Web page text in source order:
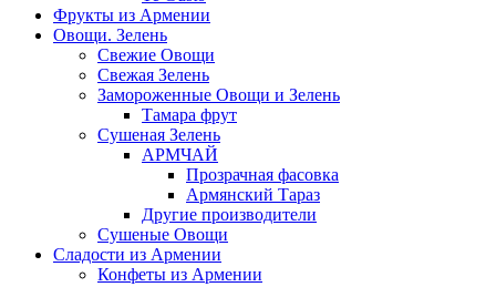
Фрукты из Армении
Овощи. Зелень
Свежие Овощи
Свежая Зелень
Замороженные Овощи и Зелень
Тамара фрут
Сушеная Зелень
АРМЧАЙ
Прозрачная фасовка
Армянский Тараз
Другие производители
Сушеные Овощи
Сладости из Армении
Конфеты из Армении